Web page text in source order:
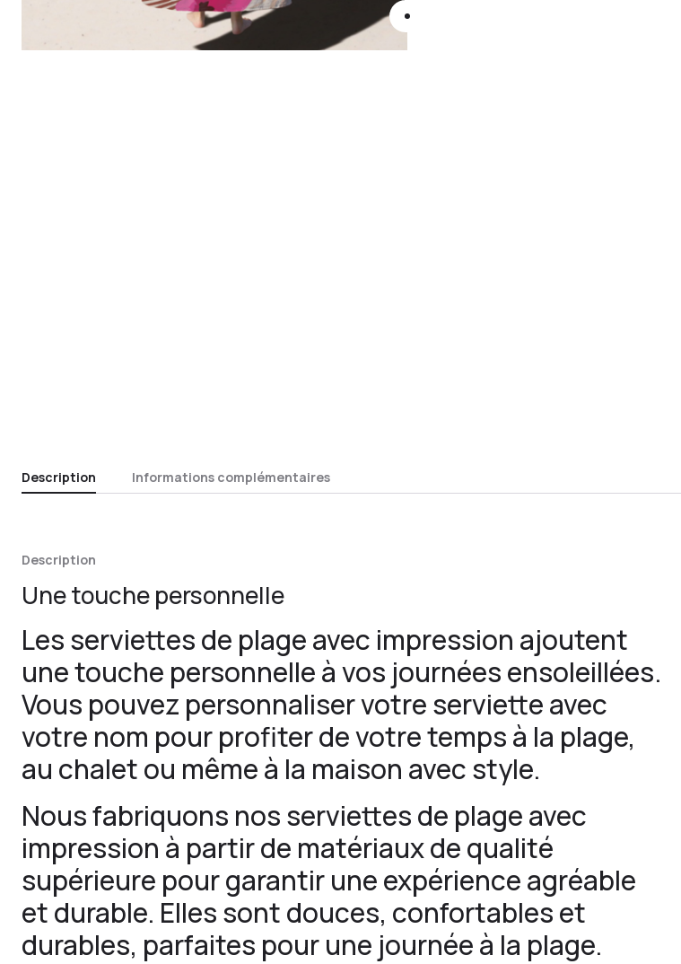
Description Informations complémentaires
Description
Une touche personnelle
Les serviettes de plage avec impression ajoutent
une touche personnelle à vos journées ensoleillées.
Vous pouvez personnaliser votre serviette avec
votre nom pour profiter de votre temps à la plage,
au chalet ou même à la maison avec style.
Nous fabriquons nos serviettes de plage avec
impression à partir de matériaux de qualité
supérieure pour garantir une expérience agréable
et durable. Elles sont douces, confortables et
durables, parfaites pour une journée à la plage.